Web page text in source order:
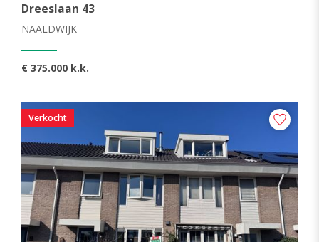
Dreeslaan 43
NAALDWIJK
€ 375.000 k.k.
Verkocht